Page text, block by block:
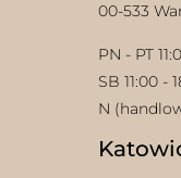
00-533
PN - PT
SB 11:00 -
N